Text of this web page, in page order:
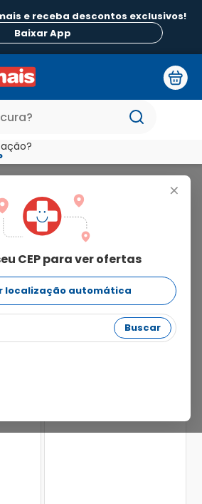
e receba descontos exclusivos!
Baixar App
+
CEP para ver ofertas
localização automática
Buscar
xô